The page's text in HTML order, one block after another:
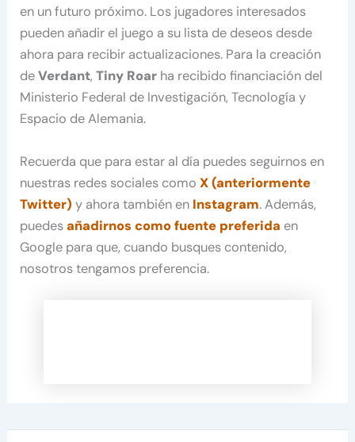
en un futuro próximo. Los jugadores interesados
pueden añadir el juego a su lista de deseos desde
ahora para recibir actualizaciones. Para la creación
deVerdant,Tiny Roar ha recibido financiación del
Ministerio Federal de Investigación, Tecnología y
Espacio de Alemania.
Recuerda que para estar al día puedes seguirnos en
nuestras redes sociales comoX (anteriormente
Twitter) y ahora también en Instagram. Además,
puedesañadirnos como fuente preferida en
Google para que, cuando busques contenido,
nosotros tengamos preferencia.